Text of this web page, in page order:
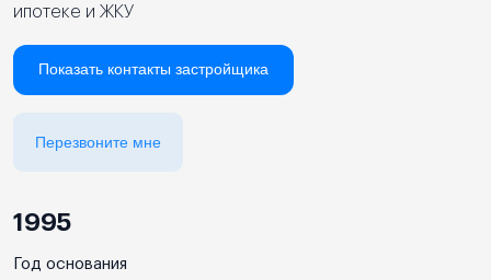
ипотеке и ЖКУ
Показать контакты застройщика
Перезвоните мне
1995
Год основания